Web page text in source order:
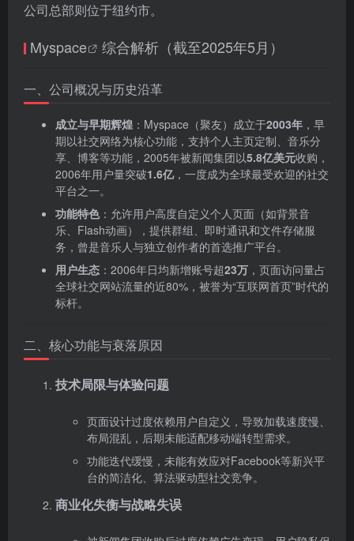
公司总部则位于纽约市。
Myspace 综合解析（截至2025年5月）
一、公司概况与历史沿革
成立与早期辉煌 ‌：Myspace（聚友）成立于‌2003年 ‌，早
期以社交网络为核心功能，支持个人主页定制、音乐分
享、博客等功能，2005年被新闻集团以‌5.8亿美元‌收购，
2006年用户量突破‌1.6亿‌，一度成为全球最受欢迎的社交
平台之一。
功能特色‌：允许用户高度自定义个人页面（如背景音
乐、Flash动画），提供群组、即时通讯和文件存储服
务，曾是音乐人与独立创作者的首选推广平台。
用户生态 ‌：2006年日均新增账号超‌23万 ‌，页面访问量占
全球社交网站流量的近80%，被誉为“互联网首页”时代的
标杆。
二、核心功能与衰落原因
技术局限与体验问题
页面设计过度依赖用户自定义，导致加载速度慢、
布局混乱，后期未能适配移动端转型需求。
功能迭代缓慢，未能有效应对Facebook等新兴平
台的简洁化、算法驱动型社交竞争。
商业化失衡与战略失误